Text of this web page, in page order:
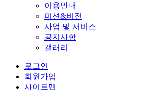
이용안내
미션&비전
사업 및 서비스
공지사항
갤러리
로그인
회원가입
사이트맵